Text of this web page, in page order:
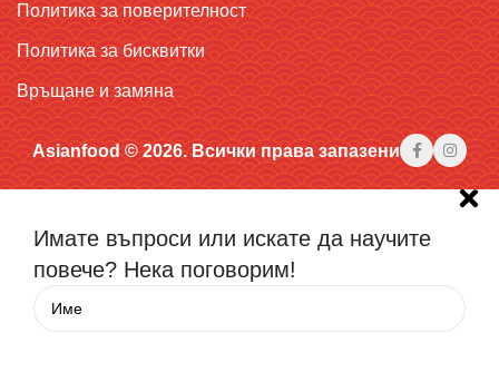
Политика за поверителност
Политика за бисквитки
Връщане и замяна
Asianfood © 2026. Всички права запазени
Имате въпроси или искате да научите
повече? Нека поговорим!